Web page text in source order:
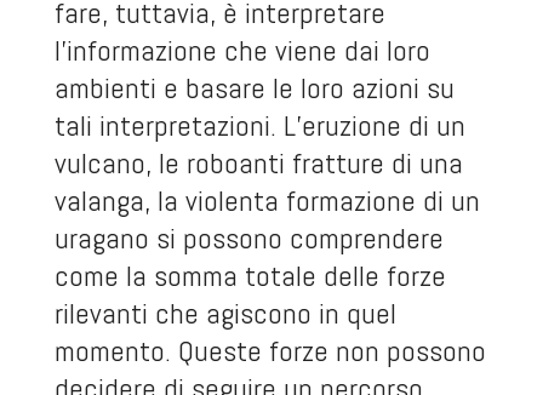
fare, tuttavia, è interpretare
l’informazione che viene dai loro
ambienti e basare le loro azioni su
tali interpretazioni. L’eruzione di un
vulcano, le roboanti fratture di una
valanga, la violenta formazione di un
uragano si possono comprendere
come la somma totale delle forze
rilevanti che agiscono in quel
momento. Queste forze non possono